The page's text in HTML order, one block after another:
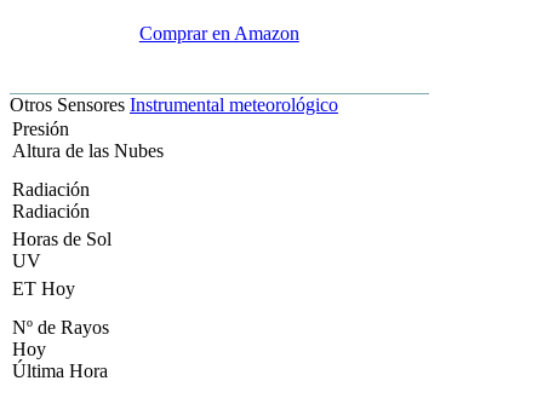
Comprar en Amazon
Otros Sensores Instrumental meteorológico
Presión
Altura de las Nubes
Radiación
Radiación
Horas de Sol
UV
ET Hoy
Nº de Rayos
Hoy
Última Hora